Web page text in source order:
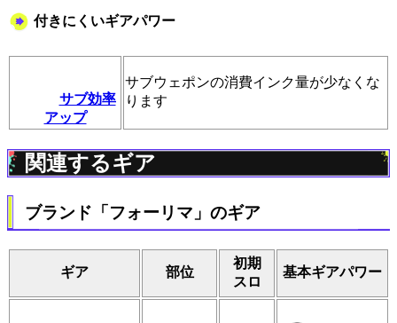
付きにくいギアパワー
サブ効率
アップ
サブウェポンの消費インク量が少なくな
ります
関連するギア
ブランド「フォーリマ」のギア
ギア 部位
初期
スロ
基本ギアパワー